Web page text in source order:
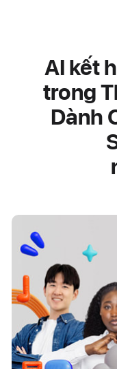
AI kết
trong
Dành